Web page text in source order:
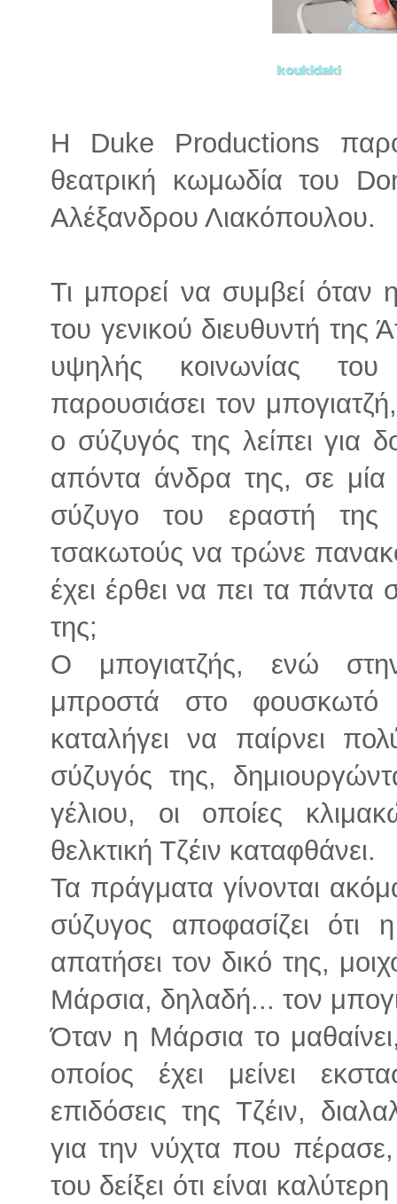
Η Duke Productions
θεατρική κωμωδία του
Αλέξανδρου Λιακόπουλου.
Τι μπορεί να συμβεί
του γενικού διευθυντή της
υψηλής κοινωνίας
παρουσιάσει τον
ο σύζυγός της λείπει για
απόντα άνδρα της, σε μία
σύζυγο του εραστή
τσακωτούς να τρώνε
έχει έρθει να πει τα
της;
Ο μπογιατζής, ενώ
μπροστά στο φουσκωτό
καταλήγει να παίρνει
σύζυγός της,
γέλιου, οι οποίες
θελκτική Τζέιν καταφθάνει.
Τα πράγματα γίνονται
σύζυγος αποφασίζει ότι
απατήσει τον δικό της,
Μάρσια, δηλαδή... τον
Όταν η Μάρσια το
οποίος έχει μείνει
επιδόσεις της Τζέιν,
για την νύχτα που
του δείξει ότι είναι